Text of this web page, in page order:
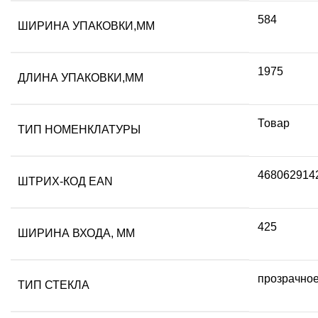
ШИРИНА УПАКОВКИ,ММ
584
ДЛИНА УПАКОВКИ,ММ
1975
ТИП НОМЕНКЛАТУРЫ
Товар
ШТРИХ-КОД EAN
ШИРИНА ВХОДА, ММ
425
ТИП СТЕКЛА